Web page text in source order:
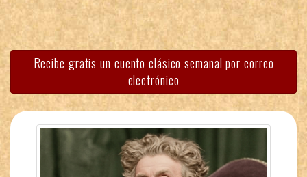
Recibe gratis un cuento clásico semanal por correo
electrónico